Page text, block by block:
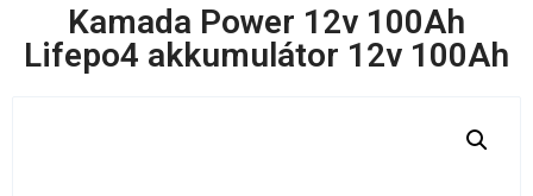
Kamada Power 12v 100Ah
Lifepo4 akkumulátor 12v 100Ah